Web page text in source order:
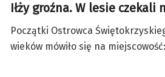
Iłży groźna. W lesie czekali
Początki Ostrowca
wieków mówiło się na